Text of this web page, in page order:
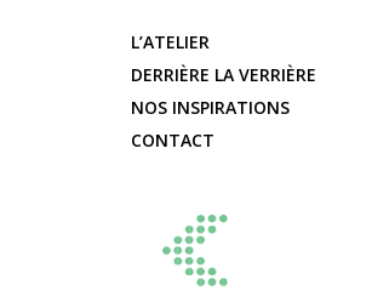
L’ATELIER
DERRIÈRE LA VERRIÈRE
NOS INSPIRATIONS
CONTACT